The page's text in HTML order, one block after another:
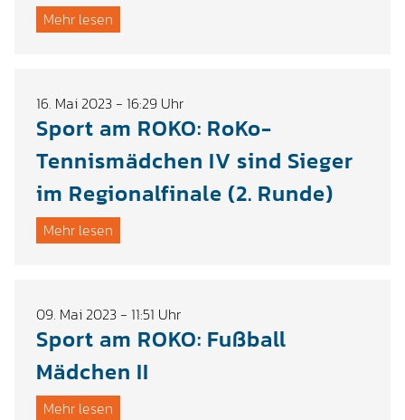
Mehr lesen
16. Mai 2023 - 16:29 Uhr
Sport am ROKO: RoKo-
Tennismädchen IV sind Sieger
im Regionalfinale (2. Runde)
Mehr lesen
09. Mai 2023 - 11:51 Uhr
Sport am ROKO: Fußball
Mädchen II
Mehr lesen